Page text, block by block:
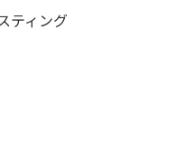
ティング